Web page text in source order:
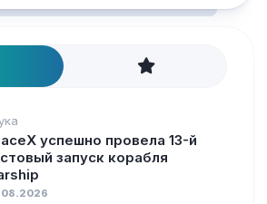
успешно провела 13-й
запуск корабля